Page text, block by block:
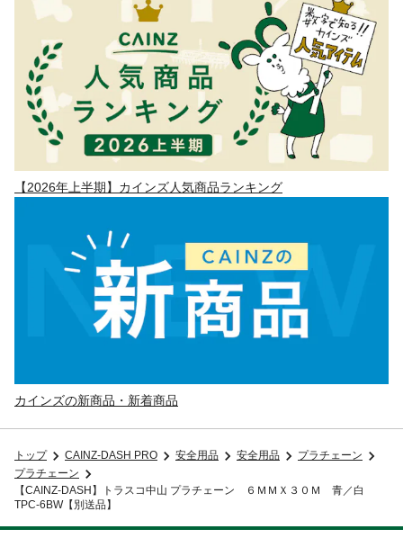
【2026年上半期】カインズ人気商品ランキング
カインズの新商品・新着商品
トップ CAINZ-DASH PRO 安全用品 安全用品
プラチェーン
プラチェーン
【CAINZ-DASH】トラスコ中山 プラチェーン ６ＭＭＸ３０Ｍ 青／白
TPC-6BW【別送品】